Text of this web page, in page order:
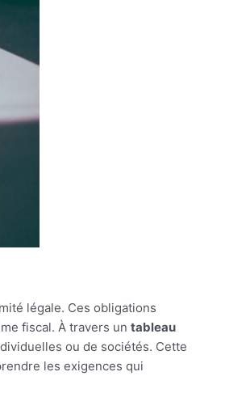
légale. Ces obligations
fiscal. À travers un tableau
ou de sociétés. Cette
les exigences qui